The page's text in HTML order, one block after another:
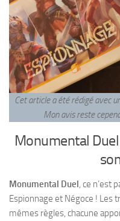
Cet article a été rédigé avec
Mon avis reste
Monumental
Monumental Duel, ce n’est
Espionnage et Négoce ! Les
mêmes règles, chacune